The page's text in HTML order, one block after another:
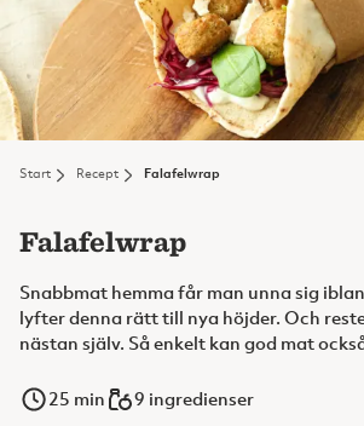
Start Recept Falafelwrap
Falafelwrap
Snabbmat hemma får man unna sig
lyfter denna rätt till nya höjder. Och
nästan själv. Så enkelt kan god mat
25 min 9 ingredienser